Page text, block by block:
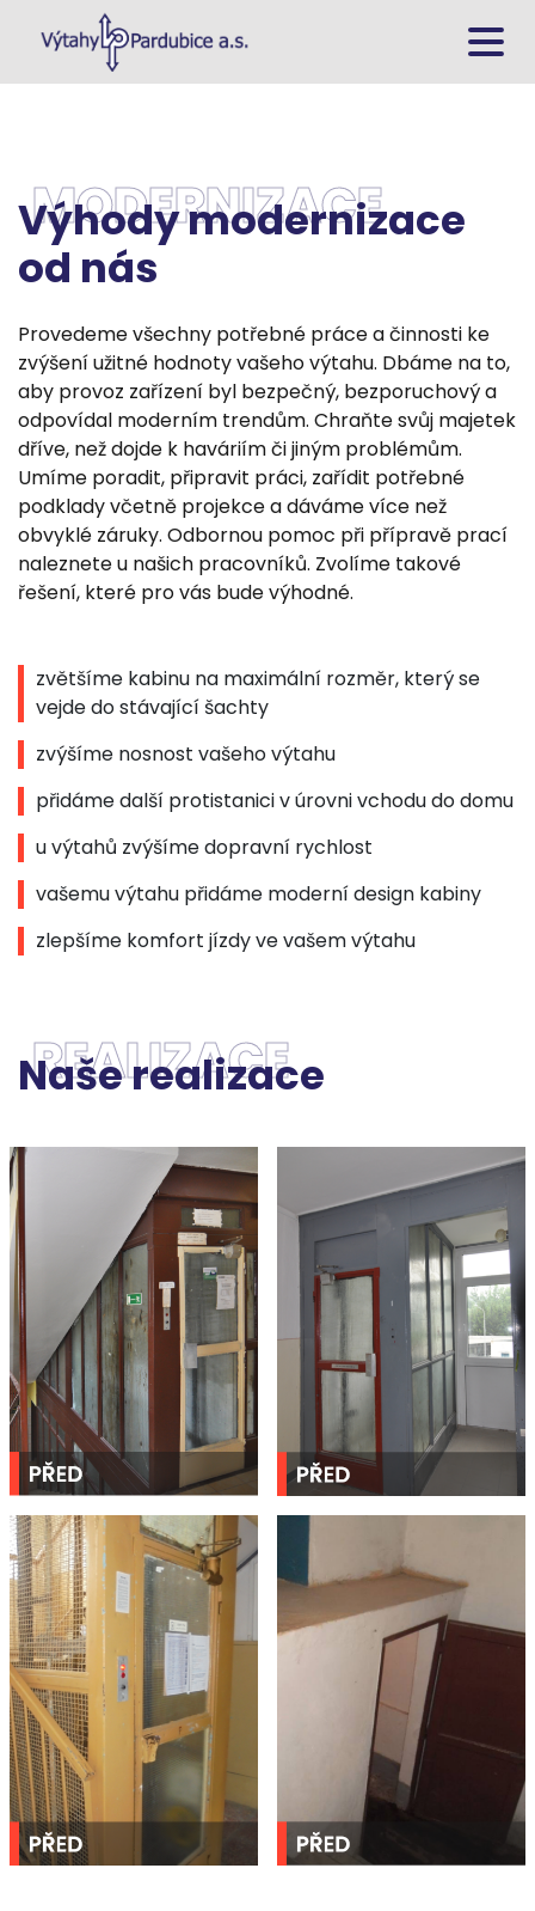
Realizace
Kontakty
Sestavte si výtah
466 670 185
Servisní služba
MODERNIZACE
Výhody modernizace
od nás
Provedeme všechny potřebné práce a činnosti ke
zvýšení užitné hodnoty vašehovýtahu. Dbáme na to,
aby provoz zařízení byl bezpečný, bezporuchový a
odpovídal moderním trendům. Chraňte svůj majetek
dříve, než dojde k haváriím či jiným problémům.
Umíme poradit, připravit práci, zařídit potřebné
podklady včetně projekce a dáváme více než
obvyklé záruky. Odbornou pomoc při přípravě prací
naleznete u našich pracovníků. Zvolíme takové
řešení, které pro vás bude výhodné.
zvětšíme kabinu na maximální rozměr, který se
vejde do stávající šachty
zvýšíme nosnost vašeho výtahu
přidáme další protistanici v úrovni vchodu do domu
u výtahů zvýšíme dopravní rychlost
vašemu výtahu přidáme moderní design kabiny
zlepšíme komfort jízdy ve vašem výtahu
REALIZACE
Naše realizace